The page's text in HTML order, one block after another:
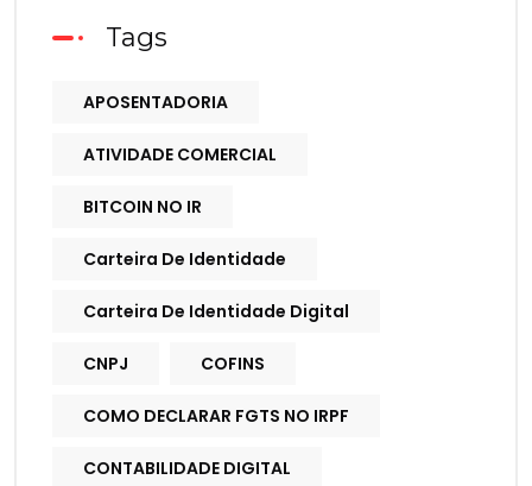
Tags
APOSENTADORIA
ATIVIDADE COMERCIAL
BITCOIN NO IR
Carteira De Identidade
Carteira De Identidade Digital
CNPJ COFINS
COMO DECLARAR FGTS NO IRPF
CONTABILIDADE DIGITAL